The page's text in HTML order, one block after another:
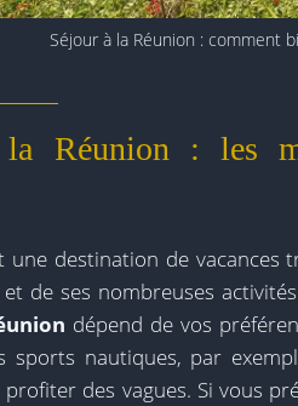
Séjour à la Réunion : comment
Réunion : les
une destination de
de ses nombreuses
dépend de vos
sports nautiques, par
des vagues. Si vous